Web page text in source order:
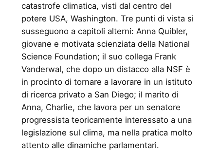
catastrofe climatica, visti dal centro del
potere USA, Washington. Tre punti di vista si
susseguono a capitoli alterni: Anna Quibler,
giovane e motivata scienziata della National
Science Foundation; il suo collega Frank
Vanderwal, che dopo un distacco alla NSF è
in procinto di tornare a lavorare in un istituto
di ricerca privato a San Diego; il marito di
Anna, Charlie, che lavora per un senatore
progressista teoricamente interessato a una
legislazione sul clima, ma nella pratica molto
attento alle dinamiche parlamentari.